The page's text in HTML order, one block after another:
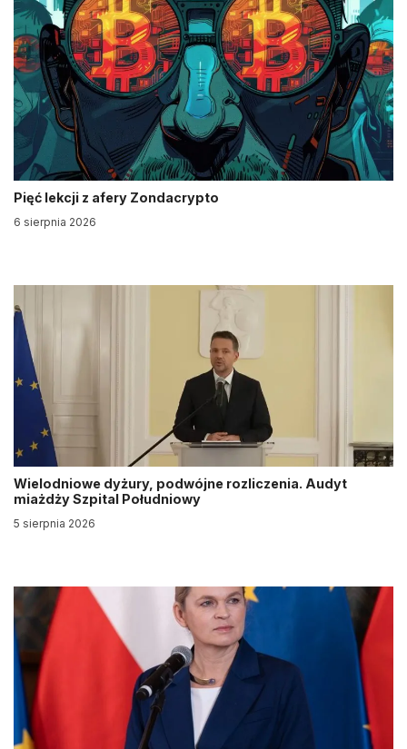
Pięć lekcji z afery Zondacrypto
6 sierpnia 2026
Wielodniowe dyżury, podwójne rozliczenia. Audyt
miażdży Szpital Południowy
5 sierpnia 2026